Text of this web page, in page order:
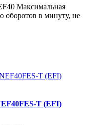
Максимальная
оборотов в минуту, не
T (EFI)